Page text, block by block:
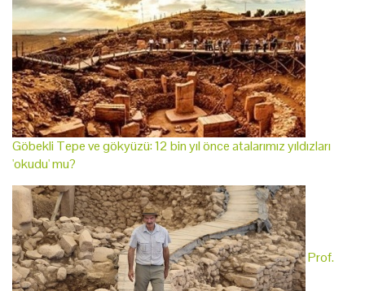
Göbekli Tepe ve gökyüzü: 12 bin yıl önce atalarımız yıldızları
'okudu' mu?
Prof.